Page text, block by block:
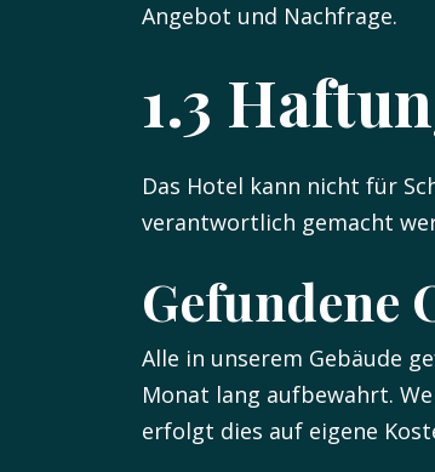
Angebot und Nachfrage.
1.3
Das Hotel kann nicht für
verantwortlich gemacht
Gefundene
Alle in unserem Gebäude
Monat lang aufbewahrt.
erfolgt dies auf eigene